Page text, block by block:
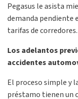
Pegasus le asista
demanda pendiente
tarifas de corredores.
Los adelantos
accidentes
El proceso simple y
préstamo tienen un